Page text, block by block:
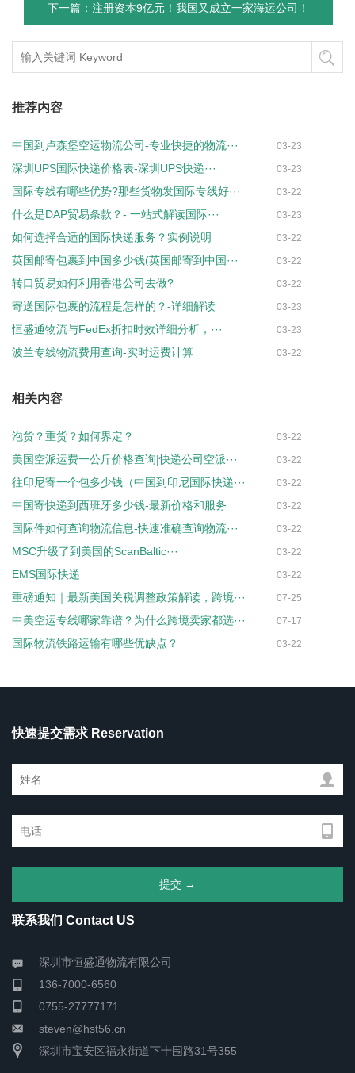
下一篇：注册资本9亿元！我国又成立一家海运公司！
推荐内容
中国到卢森堡空运物流公司-专业快捷的物流··· 03-23
深圳UPS国际快递价格表-深圳UPS快递··· 03-23
国际专线有哪些优势?那些货物发国际专线好··· 03-22
什么是DAP贸易条款？- 一站式解读国际··· 03-23
如何选择合适的国际快递服务？实例说明 03-22
英国邮寄包裹到中国多少钱(英国邮寄到中国··· 03-22
转口贸易如何利用香港公司去做? 03-22
寄送国际包裹的流程是怎样的？-详细解读 03-23
恒盛通物流与FedEx折扣时效详细分析，··· 03-23
波兰专线物流费用查询-实时运费计算 03-22
相关内容
泡货？重货？如何界定？ 03-22
美国空派运费一公斤价格查询|快递公司空派··· 03-22
往印尼寄一个包多少钱（中国到印尼国际快递··· 03-22
中国寄快递到西班牙多少钱-最新价格和服务 03-22
国际件如何查询物流信息-快速准确查询物流··· 03-22
MSC升级了到美国的ScanBaltic··· 03-22
EMS国际快递 03-22
重磅通知｜最新美国关税调整政策解读，跨境··· 07-25
中美空运专线哪家靠谱？为什么跨境卖家都选··· 07-17
国际物流铁路运输有哪些优缺点？ 03-22
快速提交需求 Reservation
联系我们 Contact US
深圳市恒盛通物流有限公司
136-7000-6560
0755-27777171
steven@hst56.cn
深圳市宝安区福永街道下十围路31号355